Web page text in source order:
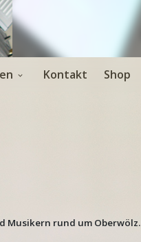
Kontakt Shop
Musikern rund um Oberwölz.